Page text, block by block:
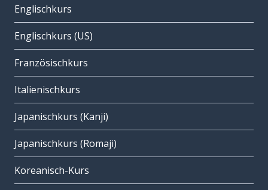
Englischkurs
Englischkurs (US)
Französischkurs
Italienischkurs
Japanischkurs (Kanji)
Japanischkurs (Romaji)
Koreanisch-Kurs